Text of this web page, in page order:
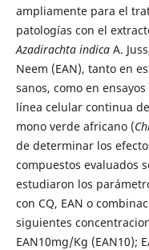
ampliamente para el
patologías con el
Azadirachta indicaA.
Neem (EAN), tanto en
sanos, como en ensayos
línea celular continua
mono verde africano (
de determinar los
compuestos evaluados
estudiaron los
con CQ, EAN o
siguientes
EAN10mg/Kg (EAN10);